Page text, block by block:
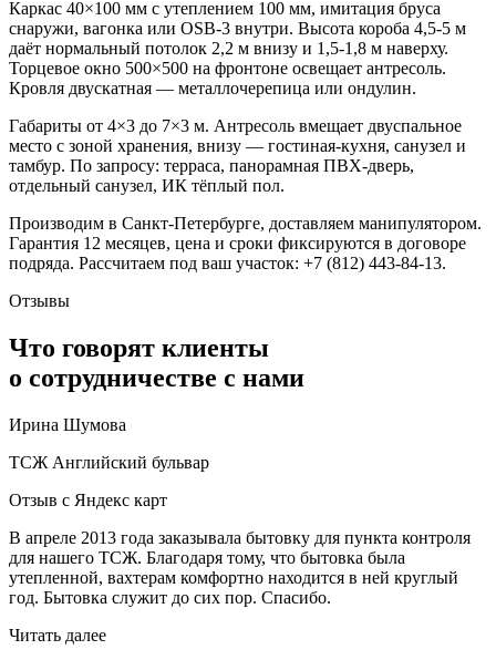
Каркас 40×100 мм с утеплением 100 мм, имитация бруса
снаружи, вагонка или OSB-3 внутри. Высота короба 4,5-5 м
даёт нормальный потолок 2,2 м внизу и 1,5-1,8 м наверху.
Торцевое окно 500×500 на фронтоне освещает антресоль.
Кровля двускатная — металлочерепица или ондулин.
Габариты от 4×3 до 7×3 м. Антресоль вмещает двуспальное
место с зоной хранения, внизу — гостиная-кухня, санузел и
тамбур. По запросу: терраса, панорамная ПВХ-дверь,
отдельный санузел, ИК тёплый пол.
Производим в Санкт-Петербурге, доставляем манипулятором.
Гарантия 12 месяцев, цена и сроки фиксируются в договоре
подряда. Рассчитаем под ваш участок: +7 (812) 443-84-13.
Отзывы
Что говорят клиенты
о сотрудничестве с нами
Ирина Шумова
ТСЖ Английский бульвар
Отзыв с Яндекс карт
В апреле 2013 года заказывала бытовку для пункта контроля
для нашего ТСЖ. Благодаря тому, что бытовка была
утепленной, вахтерам комфортно находится в ней круглый
год. Бытовка служит до сих пор. Спасибо.
Читать далее